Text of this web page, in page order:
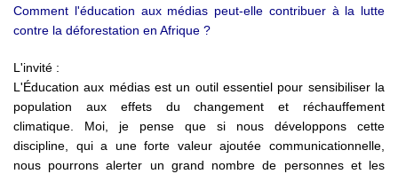
Comment l'éducation aux médias peut-elle contribuer à la lutte
contre la déforestation en Afrique ?
L'invité :
L'Éducation aux médias est un outil essentiel pour sensibiliser la
population aux effets du changement et réchauffement
climatique. Moi, je pense que si nous développons cette
discipline, qui a une forte valeur ajoutée communicationnelle,
nous pourrons alerter un grand nombre de personnes et les